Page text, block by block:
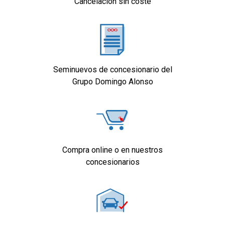
Seminuevos de concesionario del
Grupo Domingo Alonso
Compra online o en nuestros
concesionarios